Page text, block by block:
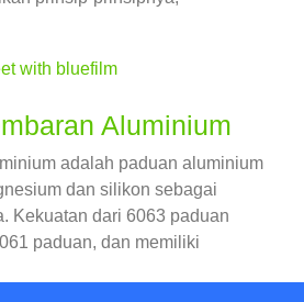
Aluminium
adalah paduan aluminium
dan silikon sebagai
Kekuatan dari 6063 paduan
paduan, dan memiliki